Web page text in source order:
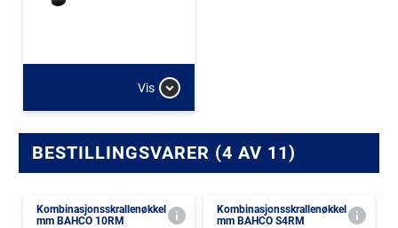
Vis
BESTILLINGSVARER (4 AV 11)
Kombinasjonsskrallenøkkel
mm BAHCO 10RM
Kombinasjonsskrallenøkkel
mm BAHCO S4RM